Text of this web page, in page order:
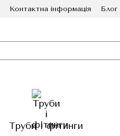
Контактна інформація Блог
Труби і фітинги